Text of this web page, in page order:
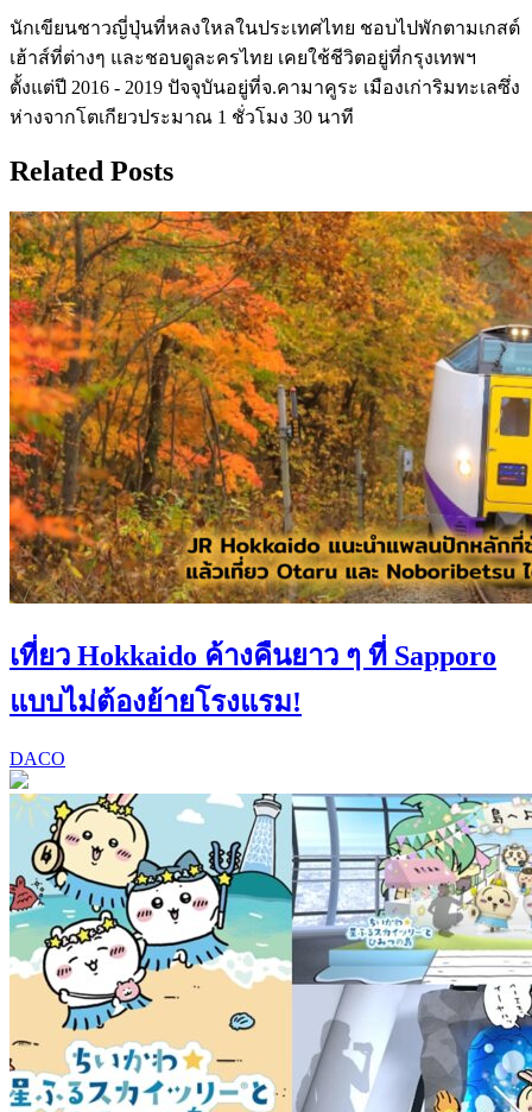
นักเขียนชาวญี่ปุ่นที่หลงใหลในประเทศไทย ชอบไปพักตามเกสต์
เฮ้าส์ที่ต่างๆ และชอบดูละครไทย เคยใช้ชีวิตอยู่ที่กรุงเทพฯ
ตั้งแต่ปี 2016 - 2019 ปัจจุบันอยู่ที่จ.คามาคูระ เมืองเก่าริมทะเลซึ่ง
ห่างจากโตเกียวประมาณ 1 ชั่วโมง 30 นาที
Related Posts
เที่ยว Hokkaido ค้างคืนยาว ๆ ที่ Sapporo
แบบไม่ต้องย้ายโรงแรม!
DACO